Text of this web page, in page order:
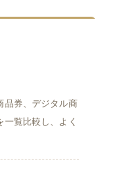
品券、デジタル商
覧比較し、よく